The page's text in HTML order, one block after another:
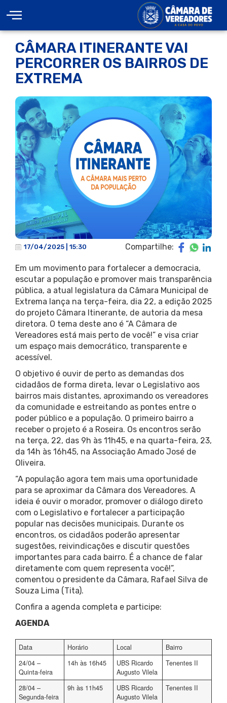
CÂMARA ITINERANTE VAI
PERCORRER OS BAIRROS DE
EXTREMA
17/04/2025 | 15:30 Compartilhe:
Em um movimento para fortalecer a democracia,
escutar a população e promover mais transparência
pública, a atual legislatura da Câmara Municipal de
Extrema lança na terça-feira, dia 22, a edição 2025
do projeto Câmara Itinerante, de autoria da mesa
diretora. O tema deste ano é “A Câmara de
Vereadores está mais perto de você!” e visa criar
um espaço mais democrático, transparente e
acessível.
O objetivo é ouvir de perto as demandas dos
cidadãos de forma direta, levar o Legislativo aos
bairros mais distantes, aproximando os vereadores
da comunidade e estreitando as pontes entre o
poder público e a população. O primeiro bairro a
receber o projeto é a Roseira. Os encontros serão
na terça, 22, das 9h às 11h45, e na quarta-feira, 23,
da 14h às 16h45, na Associação Amado José de
Oliveira.
“A população agora tem mais uma oportunidade
para se aproximar da Câmara dos Vereadores. A
ideia é ouvir o morador, promover o diálogo direto
com o Legislativo e fortalecer a participação
popular nas decisões municipais. Durante os
encontros, os cidadãos poderão apresentar
sugestões, reivindicações e discutir questões
importantes para cada bairro. É a chance de falar
diretamente com quem representa você!”,
comentou o presidente da Câmara, Rafael Silva de
Souza Lima (Tita).
Confira a agenda completa e participe:
AGENDA
Data Horário Local
Bairro
24/04 –
Quinta-feira
14h às 16h45
UBS Ricardo
Augusto Vilela
Tenentes II
28/04 –
Segunda-feira
9h às 11h45
UBS Ricardo
Augusto Vilela
Tenentes II